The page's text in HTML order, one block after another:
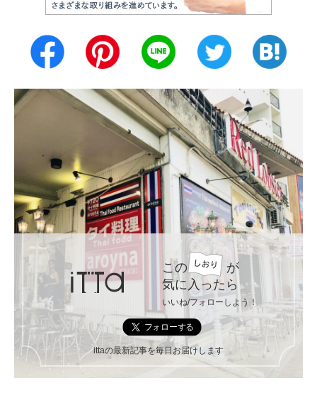
この
が
気に入ったら
いいね/フォローしよう！
ittaの最新記事を毎日お届けします